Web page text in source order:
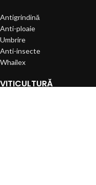
Antigrindină
Anti-ploaie
Umbrire
Anti-insecte
Whailex
VITICULTURĂ